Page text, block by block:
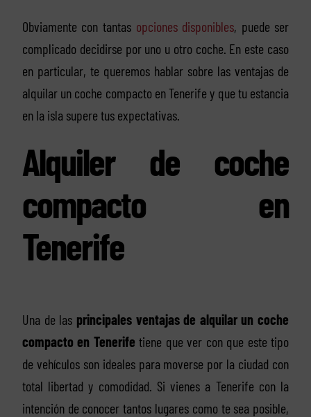
Obviamente con tantas opciones disponibles, puede ser
complicado decidirse por uno u otro coche. En este caso
en particular, te queremos hablar sobre las ventajas de
alquilar un coche compacto en Tenerife y que tu estancia
en la isla supere tus expectativas.
Alquiler de coche
compacto en
Tenerife
Una de las principales ventajas de alquilar un coche
compacto en Tenerife tiene que ver con que este tipo
de vehículos son ideales para moverse por la ciudad con
total libertad y comodidad. Si vienes a Tenerife con la
intención de conocer tantos lugares como te sea posible,